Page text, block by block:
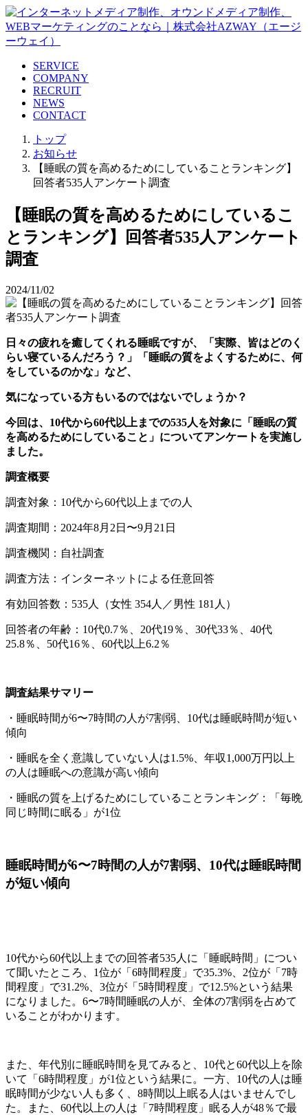
SERVICE
COMPANY
RECRUIT
NEWS
CONTACT
トップ
お知らせ
【睡眠の質を高めるためにしていることランキング】
回答者535人アンケート調査
【睡眠の質を高めるためにしているこ
とランキング】回答者535人アンケート
調査
2024/11/02
日々の疲れを癒してくれる睡眠ですが、「実際、皆はどのく
らい寝ているんだろう？」「睡眠の質をよくするために、何
をしているのかな」など、
気になっている方もいるのではないでしょうか？
今回は、10代から60代以上までの535人を対象に「睡眠の質
を高めるためにしていること」についてアンケートを実施し
ました。
調査概要
調査対象：10代から60代以上までの人
調査期間：2024年8月2日〜9月21日
調査機関：自社調査
調査方法：インターネットによる任意回答
有効回答数：535人（女性 354人／男性 181人）
回答者の年齢：10代0.7％、20代19％、30代33％、40代
25.8％、50代16％、60代以上6.2％
調査結果サマリー
・睡眠時間が6〜7時間の人が7割弱、10代は睡眠時間が短い
傾向
・睡眠を全く意識していない人は1.5%、年収1,000万円以上
の人は睡眠への意識が高い傾向
・睡眠の質を上げるためにしていることランキング：「毎晩
同じ時間に眠る」が1位
睡眠時間が6〜7時間の人が7割弱、10代は睡眠時間
が短い傾向
10代から60代以上までの回答者535人に「睡眠時間」につい
て聞いたところ、1位が「6時間程度」で35.3%、2位が「7時
間程度」で31.2%、3位が「5時間程度」で12.5%という結果
になりました。6〜7時間睡眠の人が、全体の7割弱を占めて
いることがわかります。
また、年代別に睡眠時間を見てみると、10代と60代以上を除
いて「6時間程度」が1位という結果に。一方、10代の人は睡
眠時間が少ない人も多く、8時間以上眠る人はいませんでし
た。また、60代以上の人は「7時間程度」眠る人が48％で最